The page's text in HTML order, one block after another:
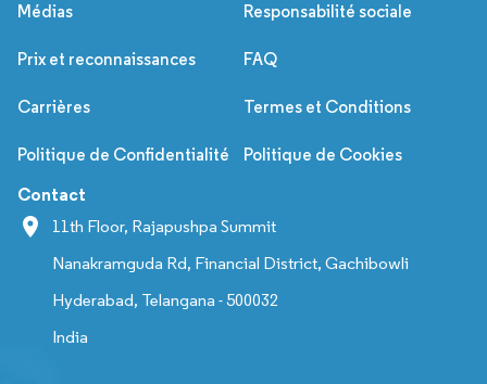
Médias Responsabilité sociale
Prix et reconnaissances FAQ
Carrières Termes et Conditions
Politique de Confidentialité Politique de Cookies
Contact
11th Floor, Rajapushpa Summit
Nanakramguda Rd, Financial District, Gachibowli
Hyderabad, Telangana - 500032
India